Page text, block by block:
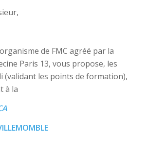
de FMC agréé par la
Paris 13, vous propose, les
(validant les points de formation),
à la